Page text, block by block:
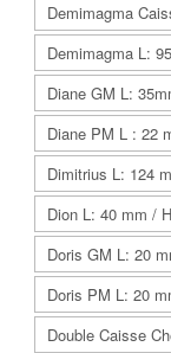
Demimagma
Demimagma L:
Diane GM L:
Diane PM L : 22
Dimitrius L: 124
Dion L: 40 mm /
Doris GM L: 20
Doris PM L: 20
Double Caisse